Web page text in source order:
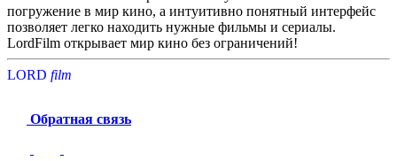
погружение в мир кино, а интуитивно понятный интерфейс
позволяет легко находить нужные фильмы и сериалы.
LordFilm открывает мир кино без ограничений!
LORD film
Обратная связь